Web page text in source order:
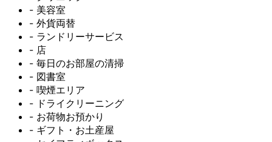
- 美容室
- 外貨両替
- ランドリーサービス
- 店
- 毎日のお部屋の清掃
- 図書室
- 喫煙エリア
- ドライクリーニング
- お荷物お預かり
- ギフト・お土産屋